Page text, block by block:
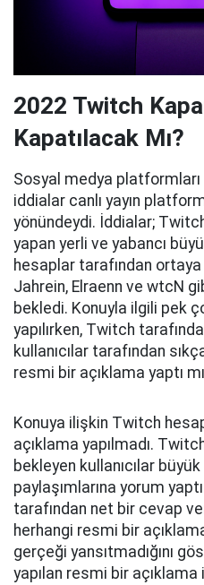
2022 Twitch
Kapatılacak Mı?
Sosyal medya
iddialar canlı yayın
yönündeydi. İddialar;
yapan yerli ve yabancı
hesaplar tarafından ortaya
Jahrein, Elraenn ve wtcN
bekledi. Konuyla ilgili pek
yapılırken, Twitch
kullanıcılar tarafından
resmi bir açıklama yaptı
Konuya ilişkin Twitch
açıklama yapılmadı.
bekleyen kullanıcılar
paylaşımlarına yorum
tarafından net bir cevap
herhangi resmi bir
gerçeği yansıtmadığını
yapılan resmi bir